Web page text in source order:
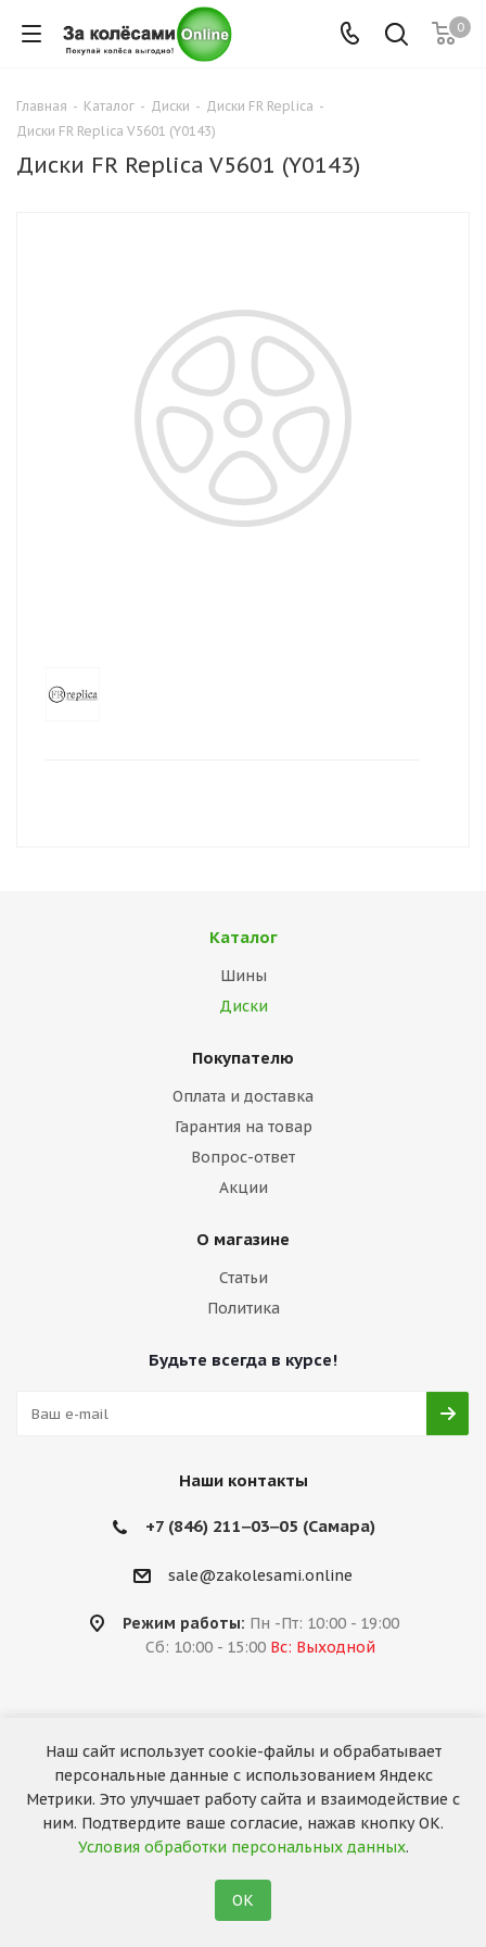
0
Главная - Каталог - Диски - Диски FR Replica -
Диски FR Replica V5601 (Y0143)
Диски FR Replica V5601 (Y0143)
Каталог
Шины
Диски
Покупателю
Оплата и доставка
Гарантия на товар
Вопрос-ответ
Акции
О магазине
Статьи
Политика
Будьте всегда в курсе!
Наши контакты
+7 (846) 211‒03‒05 (Самара)
sale@zakolesami.online
Режим работы: Пн -Пт: 10:00 - 19:00
Сб: 10:00 - 15:00 Вс: Выходной
2026 © «За колёсами.Online»
Запуск сайта —RuMaster
Наш сайт использует cookie-файлы и обрабатывает
персональные данные с использованием Яндекс
Метрики. Это улучшает работу сайта и взаимодействие с
ним. Подтвердите ваше согласие, нажав кнопку ОК.
Условия обработки персональных данных.
ОК